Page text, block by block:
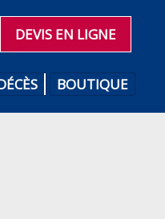
DEVIS EN LIGNE
BOUTIQUE